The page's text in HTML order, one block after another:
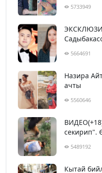
5733949
5664691
Назира
ачты
5560646
секирип".
5489192
Кытай